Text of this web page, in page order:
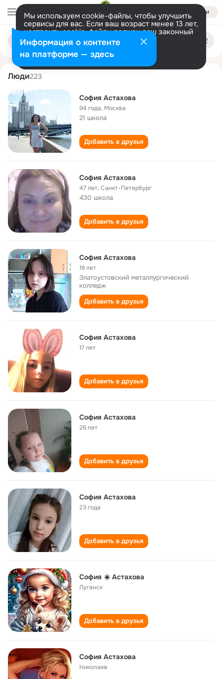
Войти
Мы используем cookie-файлы, чтобы улучшить
сервисы для вас. Если ваш возраст менее 13 лет,
настроить cookie-файлы должен ваш законный
представитель. Больше информации
Разрешить все Настроить
Поиск
людям
sofiya astakhova
Люди223
София Астахова
94 года, Москва
21 школа
Добавить в друзья
София Астахова
47 лет,Санкт-Петербург
430 школа
Добавить в друзья
София Астахова
19 лет
Златоустовский металлургический
колледж
Добавить в друзья
София Астахова
17 лет
Добавить в друзья
София Астахова
26 лет
Добавить в друзья
София Астахова
23 года
Добавить в друзья
София ☀️ Астахова
Луганск
Добавить в друзья
София Астахова
Николаев
Информация о контенте
на платформе — здесь